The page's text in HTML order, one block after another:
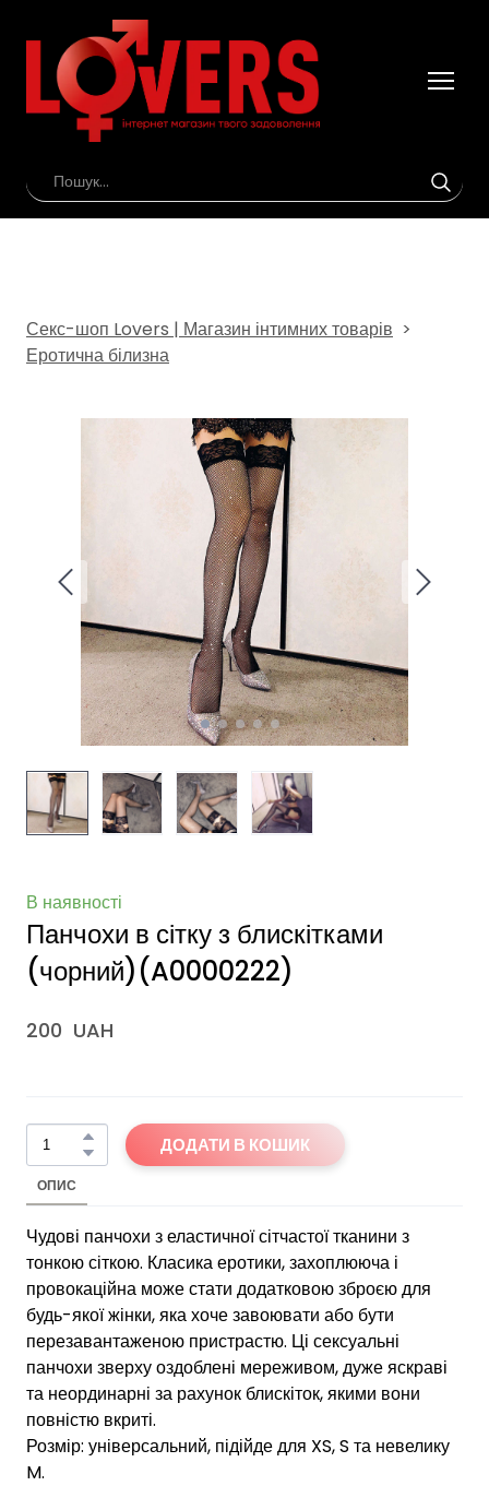
Секс-шоп Lovers | Магазин інтимних товарів
Еротична білизна
В наявності
Панчохи в сітку з блискітками
(чорний)(A0000222)
200  UAH
ДОДАТИ В КОШИК
ОПИС
Чудові панчохи з еластичної сітчастої тканини з
тонкою сіткою. Класика еротики, захоплююча і
провокаційна може стати додатковою зброєю для
будь-якої жінки, яка хоче завоювати або бути
перезавантаженою пристрастю. Ці сексуальні
панчохи зверху оздоблені мереживом, дуже яскраві
та неординарні за рахунок блискіток, якими вони
повністю вкриті.
Розмір: універсальний, підійде для XS, S та невелику
M.